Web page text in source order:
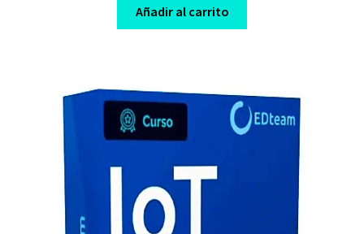
was:
$ 89,00.
is:
$ 8,00.
Añadir al carrito